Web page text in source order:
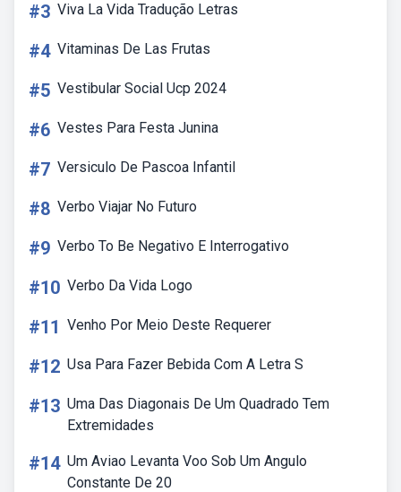
#3 Viva La Vida Tradução Letras
#4 Vitaminas De Las Frutas
#5 Vestibular Social Ucp 2024
#6 Vestes Para Festa Junina
#7 Versiculo De Pascoa Infantil
#8 Verbo Viajar No Futuro
#9 Verbo To Be Negativo E Interrogativo
#10 Verbo Da Vida Logo
#11 Venho Por Meio Deste Requerer
#12 Usa Para Fazer Bebida Com A Letra S
#13 Uma Das Diagonais De Um Quadrado Tem
Extremidades
#14 Um Aviao Levanta Voo Sob Um Angulo
Constante De 20